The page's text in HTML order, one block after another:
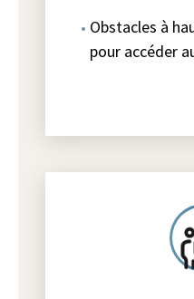
Obstacles à
pour accéder